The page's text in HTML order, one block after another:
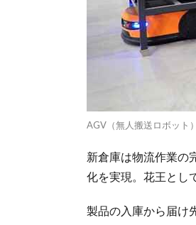
AGV（無人搬送ロボット）
新倉庫は物流作業の
化を実現。花王とし
製品の入庫から届け